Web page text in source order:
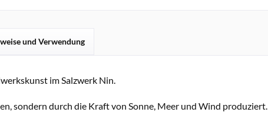
und Verwendung
im Salzwerk Nin.
sondern durch die Kraft von Sonne, Meer und Wind produziert.